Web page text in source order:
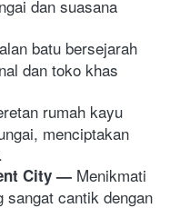
dan suasana
batu bersejarah
dan toko khas
rumah kayu
menciptakan
City — Menikmati
sangat cantik dengan